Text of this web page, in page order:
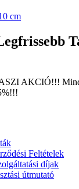
cm
AKCIÓ!!!
Feltételek
díjak
útmutató